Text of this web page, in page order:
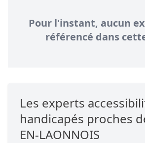
Pour l'instant, aucun
référencé dans
Les experts
handicapés proches
EN-LAONNOIS